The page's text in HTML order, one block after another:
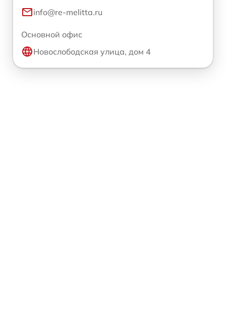
info@re-melitta.ru
Основной офис
Новослободская улица, дом 4